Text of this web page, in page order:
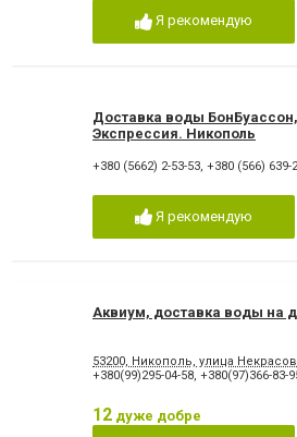
Я рекомендую
Доставка воды
Экспрессия. Никополь
+380 (5662) 2-53-53, +380 (566) 639-
Я рекомендую
Аквиум, доставка воды на
53200, Никополь, улица
+380(99)295-04-58, +380(97)366-83-
12 дуже добре